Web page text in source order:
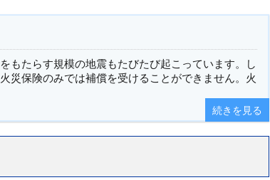
もたらす規模の地震もたびたび起こっています。し
災保険のみでは補償を受けることができません。火
続きを見る